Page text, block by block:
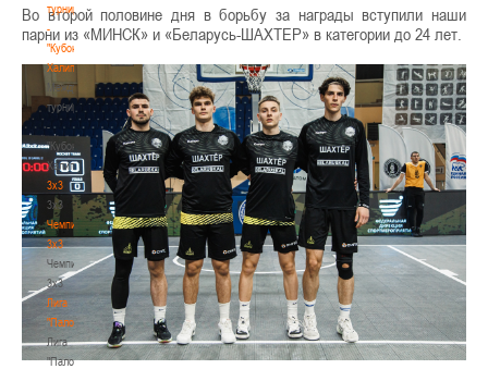
турнир
-
"Кубок
Халипского"
Международный
турнир
-
"Кубок
Халипского"
3x3
3x3
Чемпионат
3х3
Чемпионат
3х3
Лига
"Палова"
Лига
"Палова"
Во второй половине дня в борьбу за награды вступили наши
парни из «МИНСК» и «Беларусь-ШАХТЕР» в категории до 24 лет.